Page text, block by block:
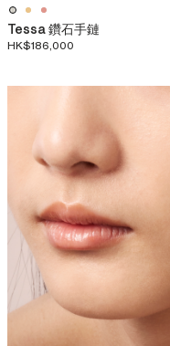
Tessa 鑽石手鏈
HK$186,000